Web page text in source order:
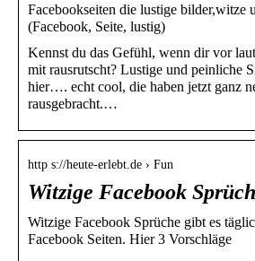
Facebookseiten die lustige bilder,witze
(Facebook, Seite, lustig)
Kennst du das Gefühl, wenn dir vor
mit rausrutscht? Lustige und peinliche
hier…. echt cool, die haben jetzt ganz
rausgebracht.…
http s://heute-erlebt.de › Fun
Witzige Facebook
Witzige Facebook Sprüche gibt es
Facebook Seiten. Hier 3 Vorschläge